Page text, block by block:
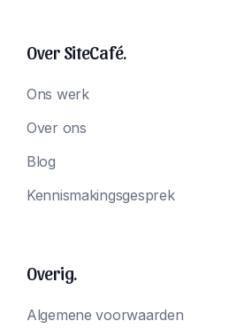
Over SiteCafé.
Ons werk
Over ons
Blog
Kennismakingsgesprek
Overig.
Algemene voorwaarden